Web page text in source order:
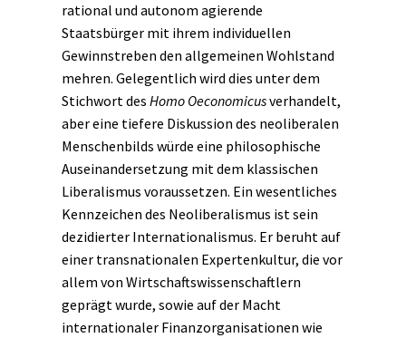
rational und autonom agierende
Staatsbürger mit ihrem individuellen
Gewinnstreben den allgemeinen Wohlstand
mehren. Gelegentlich wird dies unter dem
Stichwort des Homo Oeconomicusverhandelt,
aber eine tiefere Diskussion des neoliberalen
Menschenbilds würde eine philosophische
Auseinandersetzung mit dem klassischen
Liberalismus voraussetzen. Ein wesentliches
Kennzeichen des Neoliberalismus ist sein
dezidierter Internationalismus. Er beruht auf
einer transnationalen Expertenkultur, die vor
allem von Wirtschaftswissenschaftlern
geprägt wurde, sowie auf der Macht
internationaler Finanzorganisationen wie